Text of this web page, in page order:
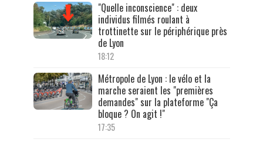
"Quelle inconscience" : deux
individus filmés roulant à
trottinette sur le périphérique près
de Lyon
18:12
Métropole de Lyon : le vélo et la
marche seraient les "premières
demandes" sur la plateforme "Ça
bloque ? On agit !"
17:35